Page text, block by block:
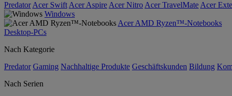
Predator Acer Swift Acer Aspire Acer Nitro Acer TravelMate Acer
Windows
Acer AMD Ryzen™-Notebooks
Desktop-PCs
Nach Kategorie
Predator Gaming Nachhaltige Produkte Geschäftskunden Bildung
Nach Serien